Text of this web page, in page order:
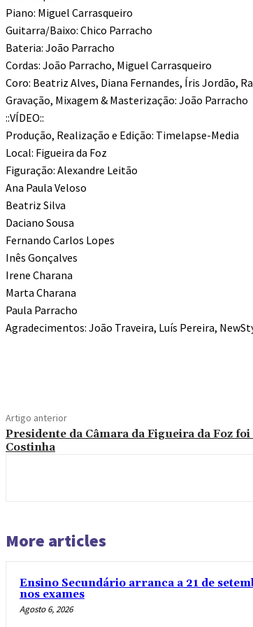
Piano: Miguel Carrasqueiro
Guitarra/Baixo: Chico Parracho
Bateria: João Parracho
Cordas: João Parracho, Miguel Carrasqueiro
Coro: Beatriz Alves, Diana Fernandes, Íris Jordão,
Gravação, Mixagem & Masterização: João Parracho
::VÍDEO::
Produção, Realização e Edição: Timelapse-Media
Local: Figueira da Foz
Figuração: Alexandre Leitão
Ana Paula Veloso
Beatriz Silva
Daciano Sousa
Fernando Carlos Lopes
Inês Gonçalves
Irene Charana
Marta Charana
Paula Parracho
Agradecimentos: João Traveira, Luís Pereira,
Artigo anterior
Presidente da Câmara da Figueira da Foz foi
Costinha
More articles
Ensino Secundário arranca a 21 de
nos exames
Agosto 6, 2026